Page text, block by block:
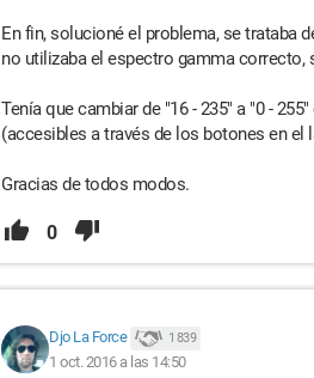
En fin, solucioné el problema, se trataba
no utilizaba el espectro gamma correcto,
Tenía que cambiar de "16 - 235" a "0 -
(accesibles a través de los botones en el
Gracias de todos modos.
0
Djo La Force 1 839
1 oct. 2016 a las 14:50